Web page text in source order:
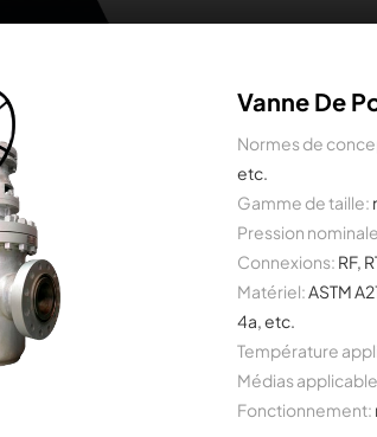
Vanne De
Normes de
etc.
Gamme de taille:
Pression
Connexions: RF,
Matériel: ASTM
4a, etc.
Température
Médias
Fonctionnement: